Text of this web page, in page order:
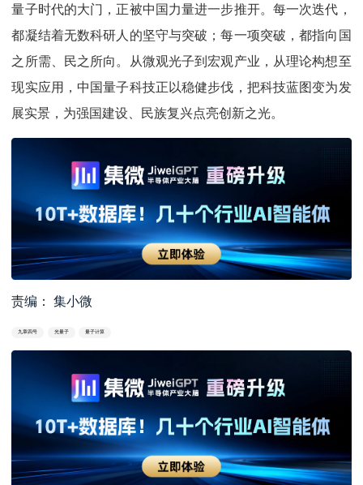
量子时代的大门，正被中国力量进一步推开。每一次迭代，
都凝结着无数科研人的坚守与突破；每一项突破，都指向国
之所需、民之所向。从微观光子到宏观产业，从理论构想至
现实应用，中国量子科技正以稳健步伐，把科技蓝图变为发
展实景，为强国建设、民族复兴点亮创新之光。
责编： 集小微
九章四号 光量子 量子计算